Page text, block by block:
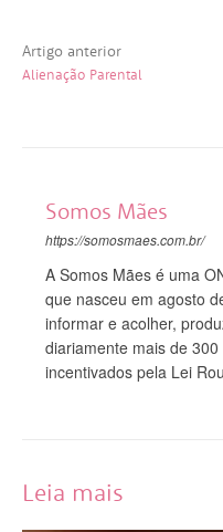
Artigo anterior
Alienação Parental
Somos Mães
https://somosmaes.com.br/
A Somos Mães é uma
que nasceu em agosto
informar e acolher,
diariamente mais de
incentivados pela Lei
Leia mais